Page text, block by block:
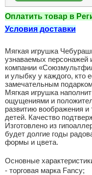
Оплатить товар в
Условия доставки
Мягкая игрушка
узнаваемых персонажей
компании
и улыбку у каждого, кто
замечательным
Мягкая игрушка
ощущениями и
развитию воображения и
детей. Качество
Изготовлено из
будет долгие годы
формы и цвета.
Основные
- торговая марка Fancy;